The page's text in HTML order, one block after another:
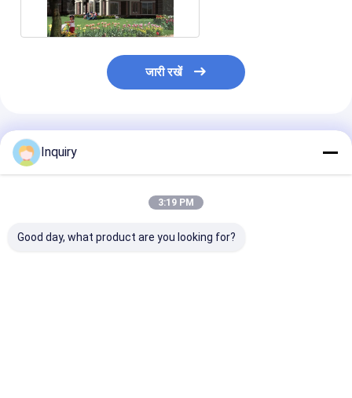
जारी रखें
अनुशंसित उत्पाद
Inquiry
3:19 PM
Good day, what product are you looking for?